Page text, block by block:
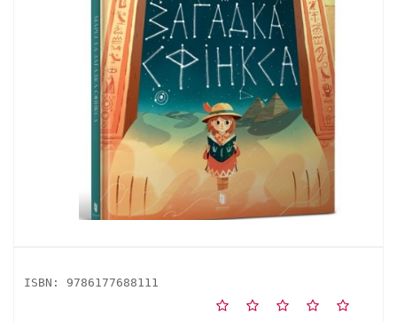
ISBN: 9786177688111